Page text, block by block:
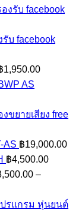
บ facebook
1,950.00
AS
ขยายเสียง free
AS ฿19,000.00
฿4,500.00
–
หุ่นยนต์